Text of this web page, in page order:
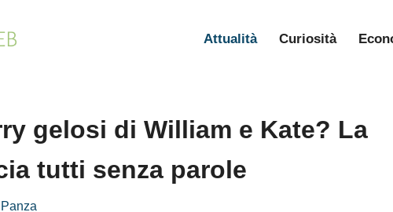
Attualità Curiosità
gelosi di William e Kate? La
tutti senza parole